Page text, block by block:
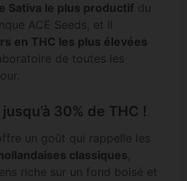
Sativa le plus productif du
ACE Seeds, et il
en THC les plus élevées
de toutes les
30% de THC !
un goût qui rappelle les
classiques,
riche sur un fond boisé et